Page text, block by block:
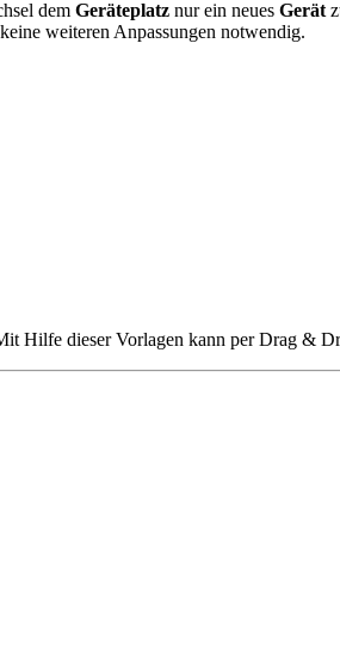
dem Geräteplatz nur ein neues Gerät
keine weiteren Anpassungen notwendig.
Hilfe dieser Vorlagen kann per Drag &